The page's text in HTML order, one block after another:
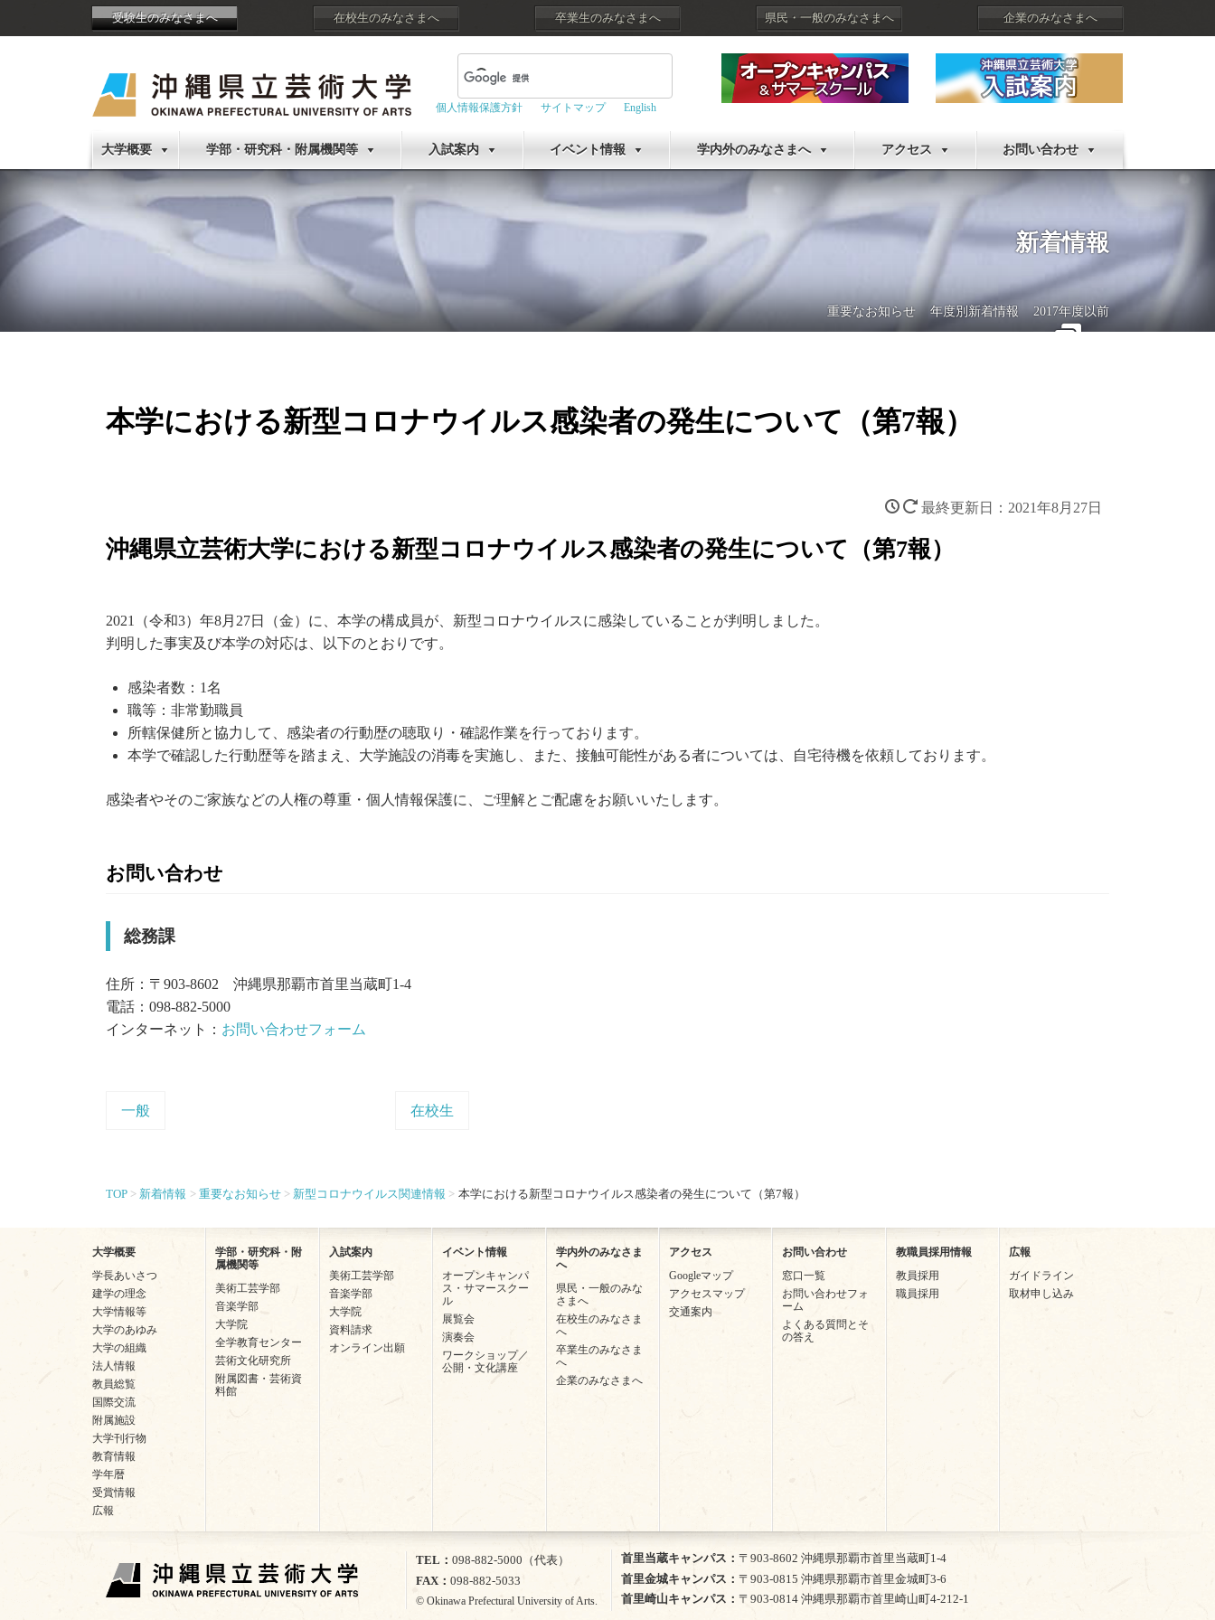
受験生のみなさまへ 在校生のみなさまへ 卒業生のみなさまへ 県民・一般のみなさまへ 企業のみなさまへ
個人情報保護方針 サイトマップ English
大学概要 学部・研究科・附属機関等 入試案内 イベント情報 学内外のみなさまへ アクセス お問い合わせ
新着情報
重要なお知らせ 年度別新着情報 2017年度以前
本学における新型コロナウイルス感染者の発生について（第7報）
2021年8月27日
沖縄県立芸術大学における新型コロナウイルス感染者の発生について（第7報）
2021（令和3）年8月27日（金）に、本学の構成員が、新型コロナウイルスに感染していることが判明しました。
判明した事実及び本学の対応は、以下のとおりです。
感染者数：1名
職等：非常勤職員
所轄保健所と協力して、感染者の行動歴の聴取り・確認作業を行っております。
本学で確認した行動歴等を踏まえ、大学施設の消毒を実施し、また、接触可能性がある者については、自宅待機を依頼しております。
感染者やそのご家族などの人権の尊重・個人情報保護に、ご理解とご配慮をお願いいたします。
お問い合わせ
総務課
住所：〒903-8602 沖縄県那覇市首里当蔵町1-4
電話：098-882-5000
インターネット： お問い合わせフォーム
一般 在校生
TOP 新着情報 重要なお知らせ 新型コロナウイルス関連情報 本学における新型コロナウイルス感染者の発生について（第7報）
大学概要
学長あいさつ
建学の理念
大学情報等
大学のあゆみ
大学の組織
法人情報
教員総覧
国際交流
附属施設
大学刊行物
教育情報
学年暦
受賞情報
広報
学部・研究科・附
属機関等
美術工芸学部
音楽学部
大学院
全学教育センター
芸術文化研究所
附属図書・芸術資
料館
入試案内
美術工芸学部
音楽学部
大学院
資料請求
オンライン出願
イベント情報
オープンキャンパ
ス・サマースクー
ル
展覧会
演奏会
ワークショップ／
公開・文化講座
学内外のみなさま
へ
県民・一般のみな
さまへ
在校生のみなさま
へ
卒業生のみなさま
へ
企業のみなさまへ
アクセス
Googleマップ
アクセスマップ
交通案内
お問い合わせ
窓口一覧
お問い合わせフォ
ーム
よくある質問とそ
の答え
教職員採用情報
教員採用
職員採用
広報
ガイドライン
取材申し込み
TEL
098-882-5000（代表）
FAX
098-882-5033
© Okinawa Prefectural University of Arts.
首里当蔵キャンパス
〒903-8602 沖縄県那覇市首里当蔵町1-4
首里金城キャンパス
〒903-0815 沖縄県那覇市首里金城町3-6
首里崎山キャンパス
〒903-0814 沖縄県那覇市首里崎山町4-212-1